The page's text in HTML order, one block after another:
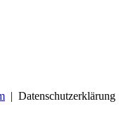
| Datenschutzerklärung